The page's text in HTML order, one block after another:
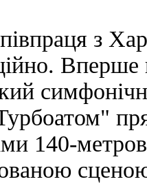
з
Вперше
140-